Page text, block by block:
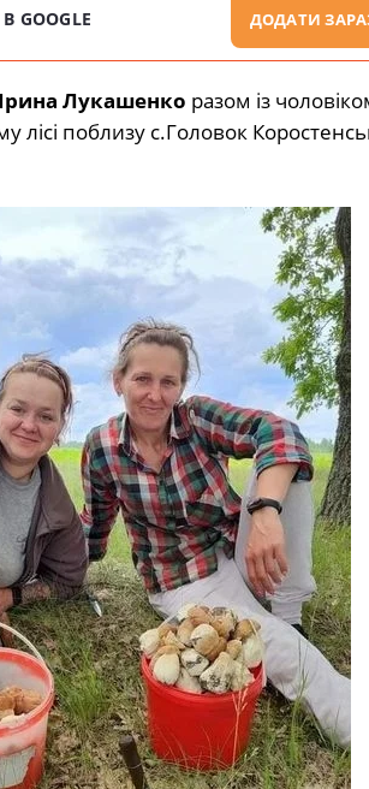
GOOGLE ДОДАТИ
Ірина Лукашенко разом із
лісі поблизу с.Головок